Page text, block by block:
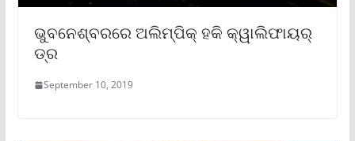
ଭୁବନେଶ୍ବରରେ ଅଲିମ୍ପିକ୍ ହକି କ୍ୱାଲିଫାୟର୍
ଡ୍ର
September 10, 2019